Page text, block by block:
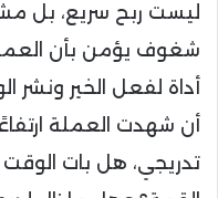
ليست ربح سريع، بل
شغوف يؤمن بأن
أداة لفعل الخير
أن شهدت العملة
تدريجي، هل بات